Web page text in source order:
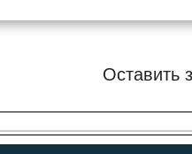
Оставить